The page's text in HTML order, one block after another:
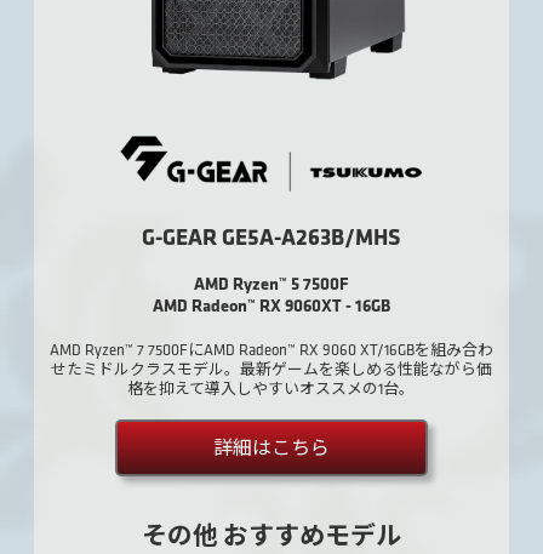
G-GEAR GE5A-A263B/MHS
AMD Ryzen™ 5 7500F
AMD Radeon™ RX 9060XT - 16GB
AMD Ryzen™ 7 7500FにAMD Radeon™ RX 9060 XT/16GBを組み合わ
せたミドルクラスモデル。最新ゲームを楽しめる性能ながら価
格を抑えて導入しやすいオススメの1台。
詳細はこちら
その他 おすすめモデル